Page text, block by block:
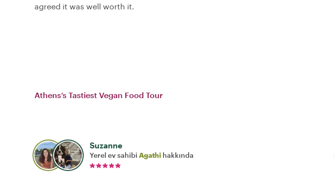
agreed it was well worth it.
Athens’s Tastiest Vegan Food Tour
Suzanne
Yerel ev sahibi Agathi hakkında